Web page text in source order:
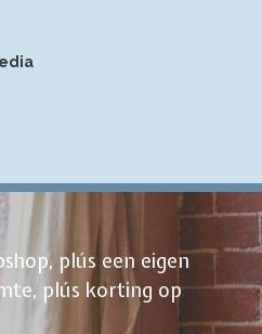
plús een eigen
plús korting op